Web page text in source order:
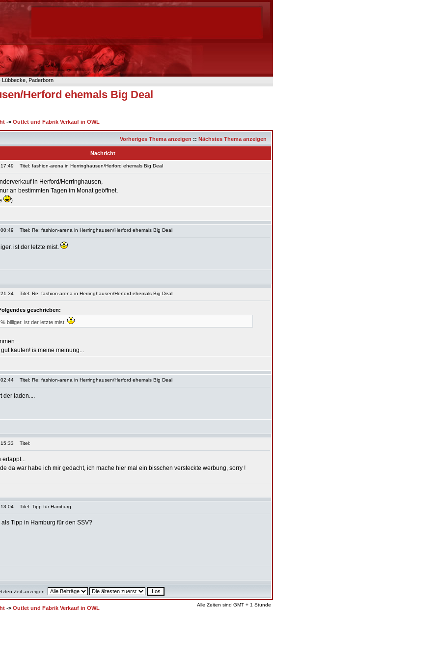
Paderborn
Herford ehemals Big Deal
-> Outlet und Fabrik Verkauf in OWL
Vorheriges Thema anzeigen :: Nächstes Thema anzeigen
Nachricht
Titel: fashion-arena in Herringhausen/Herford ehemals Big Deal
in Herford/Herringhausen,
an bestimmten Tagen im Monat geöffnet.
)
Titel: Re: fashion-arena in Herringhausen/Herford ehemals Big Deal
ist der letzte mist.
Titel: Re: fashion-arena in Herringhausen/Herford ehemals Big Deal
geschrieben:
billiger. ist der letzte mist.
kaufen! is meine meinung...
Titel: Re: fashion-arena in Herringhausen/Herford ehemals Big Deal
der laden....
Titel:
ertappt...
da war habe ich mir gedacht, ich mache hier mal ein bisschen versteckte werbung, sorry !
Titel: Tipp für Hamburg
Tipp in Hamburg für den SSV?
Zeit anzeigen:
-> Outlet und Fabrik Verkauf in OWL
Alle Zeiten sind GMT + 1 Stunde